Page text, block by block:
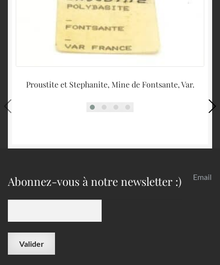
Proustite et Stephanite, Mine de Fontsante, Var.
Abonnez-vous à notre newsletter :) Email